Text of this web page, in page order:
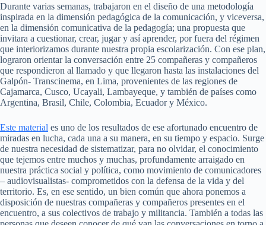
Durante varias semanas, trabajaron en el diseño de una metodología
inspirada en la dimensión pedagógica de la comunicación, y viceversa,
en la dimensión comunicativa de la pedagogía; una propuesta que
invitara a cuestionar, crear, jugar y así aprender, por fuera del régimen
que interiorizamos durante nuestra propia escolarización. Con ese plan,
lograron orientar la conversación entre 25 compañeras y compañeros
que respondieron al llamado y que llegaron hasta las instalaciones del
Galpón- Transcinema, en Lima, provenientes de las regiones de
Cajamarca, Cusco, Ucayali, Lambayeque, y también de países como
Argentina, Brasil, Chile, Colombia, Ecuador y México.
Este material es uno de los resultados de ese afortunado encuentro de
miradas en lucha, cada una a su manera, en su tiempo y espacio. Surge
de nuestra necesidad de sistematizar, para no olvidar, el conocimiento
que tejemos entre muchos y muchas, profundamente arraigado en
nuestra práctica social y política, como movimiento de comunicadores
– audiovisualistas- comprometidos con la defensa de la vida y del
territorio. Es, en ese sentido, un bien común que ahora ponemos a
disposición de nuestras compañeras y compañeros presentes en el
encuentro, a sus colectivos de trabajo y militancia. También a todas las